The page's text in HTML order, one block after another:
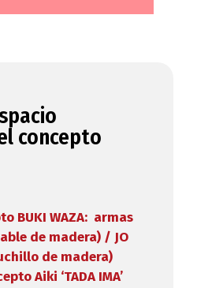
concepto
BUKI WAZA: armas
de madera) / JO
de madera)
Aiki ‘TADA IMA’